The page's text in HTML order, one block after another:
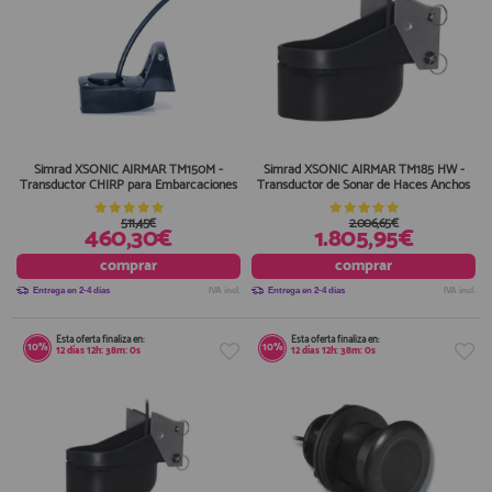
Simrad XSONIC AIRMAR TM150M -
Transductor CHIRP para Embarcaciones
460,30€
511,45€
comprar
Entrega en 2-4 días IVA incl.
Simrad XSONIC AIRMAR TM185 HW -
Transductor de Sonar de Haces Anchos
1.805,95€
2.006,65€
comprar
Entrega en 2-4 días IVA incl.
10% Esta oferta finaliza en:
12días12h:38m:0s 10% Esta oferta finaliza en:
12días12h:38m:0s